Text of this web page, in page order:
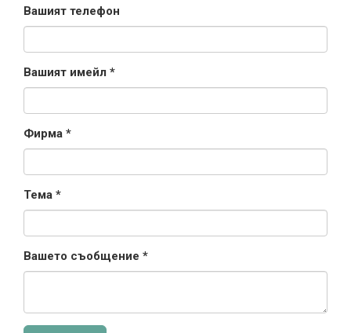
Вашият телефон
Вашият имейл
Фирма
Тема
Вашето съобщение